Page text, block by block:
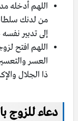
اللهم
من لدنك
إلى تدبير
اللهم افتح
العسر
ذا الجلال
دعاء للزوج